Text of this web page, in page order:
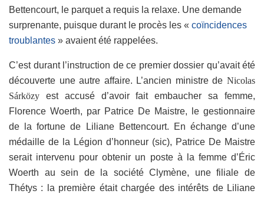
Bettencourt, le parquet a requis la relaxe. Une demande
surprenante, puisque durant le procès les « coïncidences
troublantes » avaient été rappelées.
C’est durant l’instruction de ce premier dossier qu’avait été
découverte une autre affaire. L’ancien ministre de Nicolas
Sárközy est accusé d’avoir fait embaucher sa femme,
Florence Woerth, par Patrice De Maistre, le gestionnaire
de la fortune de Liliane Bettencourt. En échange d’une
médaille de la Légion d’honneur (sic), Patrice De Maistre
serait intervenu pour obtenir un poste à la femme d’Éric
Woerth au sein de la société Clymène, une filiale de
Thétys : la première était chargée des intérêts de Liliane